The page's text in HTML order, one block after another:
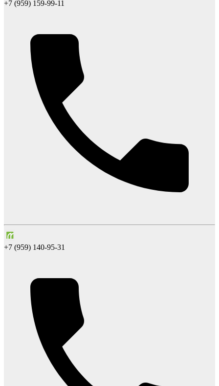
+7 (959) 159-99-11
+7 (959) 140-95-31